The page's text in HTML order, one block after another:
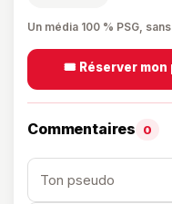
Un média 100 % PSG,
🎟️ Réserver mon
Commentaires 0